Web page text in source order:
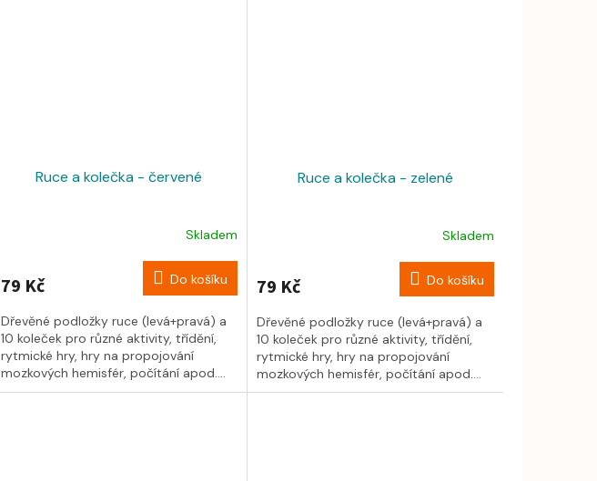
Ruce a kolečka - červené
Skladem
79 Kč Do košíku
Dřevěné podložky ruce (levá+pravá) a
10 koleček pro různé aktivity, třídění,
rytmické hry, hry na propojování
mozkových hemisfér, počítání apod....
Ruce a kolečka - zelené
Skladem
79 Kč Do košíku
Dřevěné podložky ruce (levá+pravá) a
10 koleček pro různé aktivity, třídění,
rytmické hry, hry na propojování
mozkových hemisfér, počítání apod....